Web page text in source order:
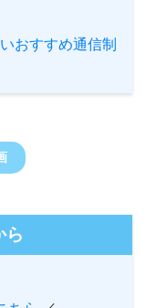
おすすめ通信制
ら